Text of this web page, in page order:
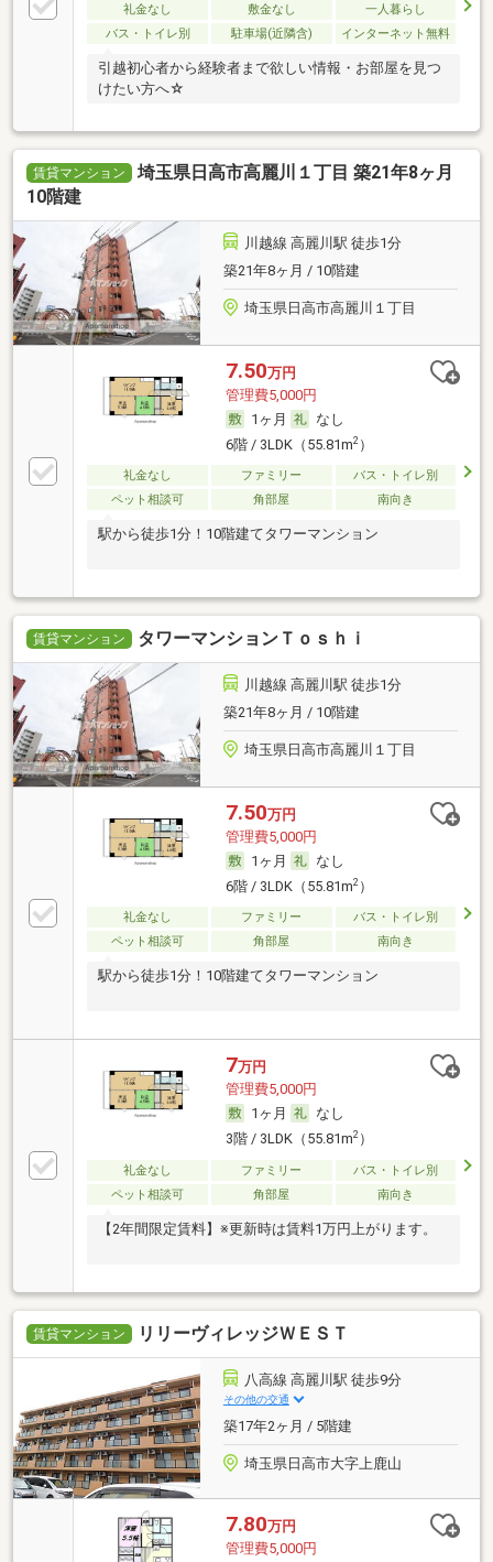
礼金なし 敷金なし
一人暮らし
バス・トイレ別
駐車場(近隣含) インターネット無料
引越初心者から経験者まで欲しい情報・お部屋を見つ
けたい方へ☆
賃貸マンション
埼玉県日高市高麗川１丁目 築21年8ヶ月
10階建
川越線 高麗川駅 徒歩1分
築21年8ヶ月 / 10階建
埼玉県日高市高麗川１丁目
7.50万円
管理費5,000円
1ヶ月
なし
6階 / 3LDK（55.81m2）
礼金なし ファミリー
バス・トイレ別
ペット相談可
角部屋 南向き
駅から徒歩1分！10階建てタワーマンション
賃貸マンション タワーマンションＴｏｓｈｉ
川越線 高麗川駅 徒歩1分
築21年8ヶ月 / 10階建
埼玉県日高市高麗川１丁目
7.50万円
管理費5,000円
1ヶ月
なし
6階 / 3LDK（55.81m2）
礼金なし ファミリー
バス・トイレ別
ペット相談可
角部屋 南向き
駅から徒歩1分！10階建てタワーマンション
7万円
管理費5,000円
1ヶ月
なし
3階 / 3LDK（55.81m2）
礼金なし ファミリー
バス・トイレ別
ペット相談可
角部屋 南向き
【2年間限定賃料】※更新時は賃料1万円上がります。
賃貸マンション リリーヴィレッジＷＥＳＴ
八高線 高麗川駅 徒歩9分
その他の交通
築17年2ヶ月 / 5階建
埼玉県日高市大字上鹿山
7.80万円
管理費5,000円